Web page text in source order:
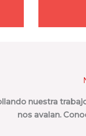
nuestra
nos avalan.